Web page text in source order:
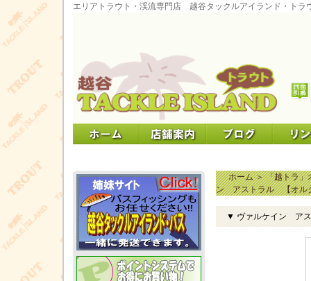
エリアトラウト・渓流専門店 越谷タックルアイランド・トラ
ホーム＞「越トラ」
ン アストラル 【オル
▼ ヴァルケイン ア